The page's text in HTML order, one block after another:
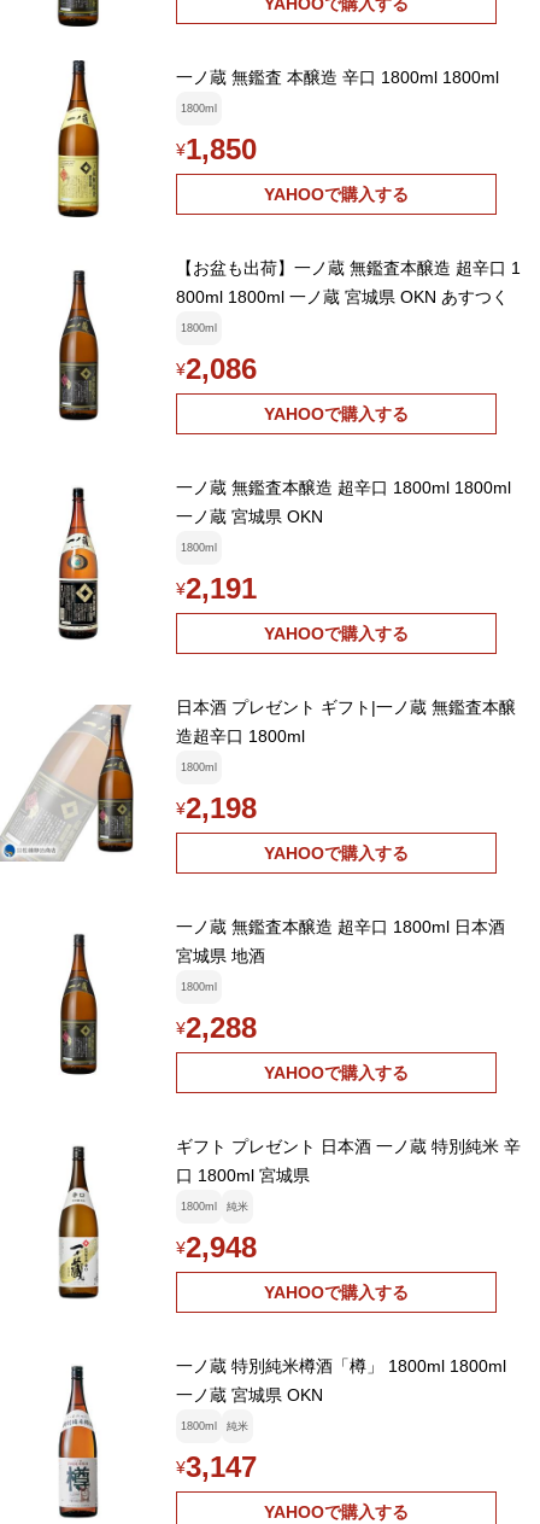
YAHOOで購入する
一ノ蔵 無鑑査 本醸造 辛口 1800ml 1800ml
1800ml
¥1,850
YAHOOで購入する
【お盆も出荷】一ノ蔵 無鑑査本醸造 超辛口 1
800ml 1800ml 一ノ蔵 宮城県 OKN あすつく
1800ml
¥2,086
YAHOOで購入する
一ノ蔵 無鑑査本醸造 超辛口 1800ml 1800ml
一ノ蔵 宮城県 OKN
1800ml
¥2,191
YAHOOで購入する
日本酒 プレゼント ギフト|一ノ蔵 無鑑査本醸
造超辛口 1800ml
1800ml
¥2,198
YAHOOで購入する
一ノ蔵 無鑑査本醸造 超辛口 1800ml 日本酒
宮城県 地酒
1800ml
¥2,288
YAHOOで購入する
ギフト プレゼント 日本酒 一ノ蔵 特別純米 辛
口 1800ml 宮城県
1800ml 純米
¥2,948
YAHOOで購入する
一ノ蔵 特別純米樽酒「樽」 1800ml 1800ml
一ノ蔵 宮城県 OKN
1800ml 純米
¥3,147
YAHOOで購入する